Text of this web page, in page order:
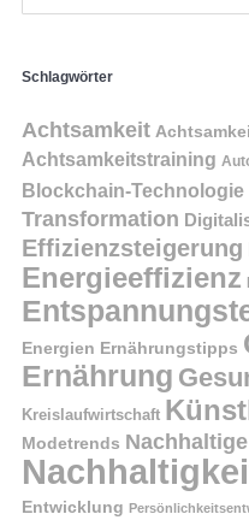
Schlagwörter
Achtsamkeit
Achtsamkeitstraining
Blockchain-Technologie
Transformation
Effizienzsteigerung
Energieeffizienz
Energien Ernährungstipps
Ernährung
Kreislaufwirtschaft
Modetrends
Entwicklung